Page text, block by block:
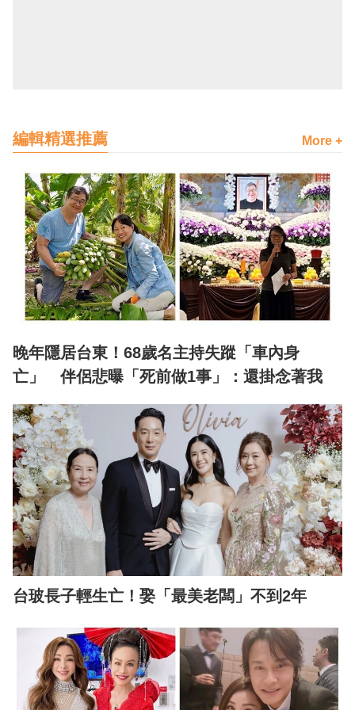
編輯精選推薦 More +
晚年隱居台東！68歲名主持失蹤「車內身
亡」 伴侶悲曝「死前做1事」：還掛念著我
台玻長子輕生亡！娶「最美老闆」不到2年